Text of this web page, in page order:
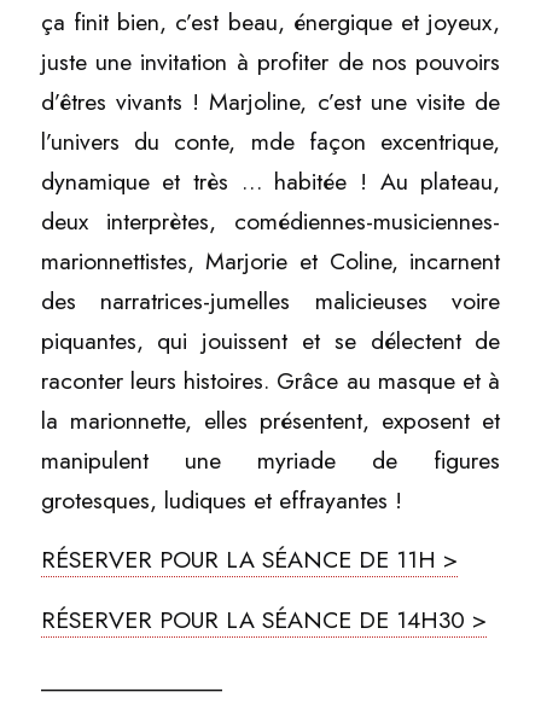
ça finit bien, c’est beau, énergique et joyeux,
juste une invitation à profiter de nos pouvoirs
d’êtres vivants ! Marjoline, c’est une visite de
l’univers du conte, mde façon excentrique,
dynamique et très … habitée ! Au plateau,
deux interprètes, comédiennes-musiciennes-
marionnettistes, Marjorie et Coline, incarnent
des narratrices-jumelles malicieuses voire
piquantes, qui jouissent et se délectent de
raconter leurs histoires. Grâce au masque et à
la marionnette, elles présentent, exposent et
manipulent une myriade de figures
grotesques, ludiques et effrayantes !
RÉSERVER POUR LA SÉANCE DE 11H >
RÉSERVER POUR LA SÉANCE DE 14H30 >
_______________